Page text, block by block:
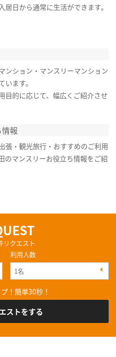
居日から通常に生活ができます。
ンション・マンスリーマンション
います。
目的に応じて、幅広くご紹介させ
報
張・観光旅行・おすすめのご利用
のマンスリーお役立ち情報をご紹
リクエスト
利用人数
！簡単30秒！
ストをする